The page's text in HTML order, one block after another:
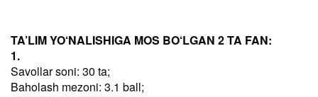
TA’LIM YO‘NALISHIGA MOS BO‘LGAN 2 TA FAN:
1.
Savollar soni: 30 ta;
Baholash mezoni: 3.1 ball;